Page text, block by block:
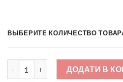
ВЫБЕРИТЕ КОЛИЧЕСТВО
Ветка Гладиолус большой 4-ка
ДОДАТИ В